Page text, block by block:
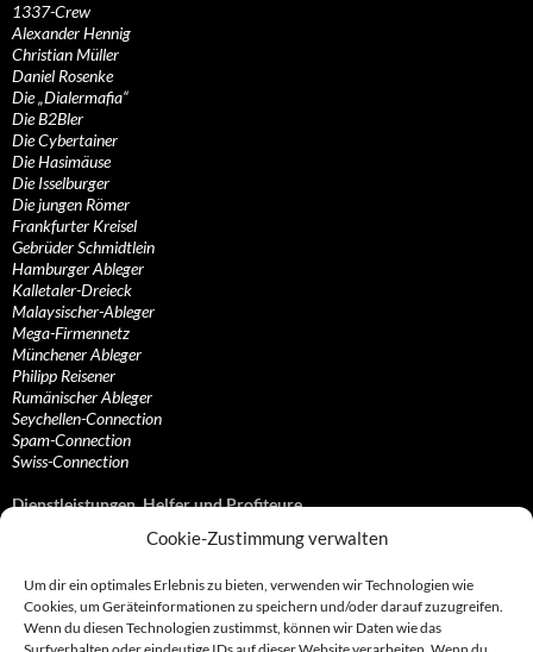
Cookie-Zustimmung verwalten
Um dir ein optimales Erlebnis zu bieten, verwenden wir Technologien wie
Cookies, um Geräteinformationen zu speichern und/oder darauf zuzugreifen.
Wenn du diesen Technologien zustimmst, können wir Daten wie das
1337-Crew
Alexander Hennig
Christian Müller
Daniel Rosenke
Die „Dialermafia“
Die B2Bler
Die Cybertainer
Die Hasimäuse
Die Isselburger
Die jungen Römer
Frankfurter Kreisel
Gebrüder Schmidtlein
Hamburger Ableger
Kalletaler-Dreieck
Malaysischer-Ableger
Mega-Firmennetz
Münchener Ableger
Philipp Reisener
Rumänischer Ableger
Seychellen-Connection
Spam-Connection
Swiss-Connection
Dienstleistungen, Helfer und Profiteure
Anonymisierungsdienste, VPN- und Web-Proxy…
Bezahlsysteme, Finanzdienstleister und…
Bürodienstleister, Firmengründer- und/oder…
Datenhändler, Adressbroker und zielgerichtetes…